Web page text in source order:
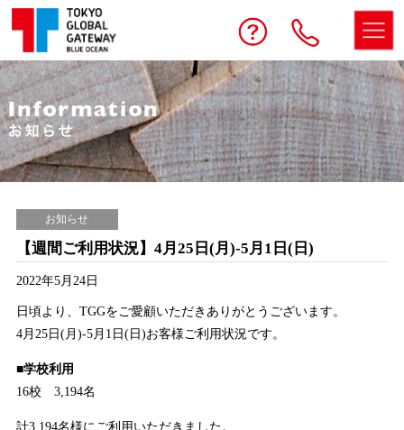
お問い合わせ電話
お知らせ
【週間ご利用状況】4月25日(月)-5月1日(日)
2022年5月24日
日頃より、TGGをご愛顧いただきありがとうございます。
4月25日(月)-5月1日(日)お客様ご利用状況です。
■学校利用
16校 3,194名
計3,194名様にご利用いただきました。